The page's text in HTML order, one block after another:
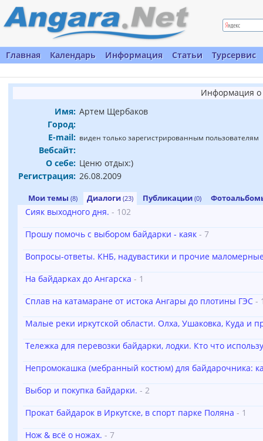
Главная Календарь Информация Статьи Турсервис
Информация о
Имя: Артем Щербаков
Город:
E-mail: виден только зарегистрированным пользователям
Вебсайт:
О себе: Ценю отдых:)
Регистрация: 26.08.2009
Мои темы (8) Диалоги (23) Публикации (0)
Сияк выходного дня. - 102
Прошу помочь с выбором байдарки - каяк - 7
Вопросы-ответы. КНБ, надувастики и прочие
На байдарках до Ангарска - 1
Сплав на катамаране от истока Ангары до плотины ГЭС -
Малые реки иркутской области. Олха, Ушаковка, Куда и
Тележка для перевозки байдарки, лодки. Кто что
Непромокашка (мебранный костюм) для байдарочника:
Выбор и покупка байдарки. - 2
Прокат байдарок в Иркутске, в спорт парке Поляна - 1
Нож & всё о ножах. - 7